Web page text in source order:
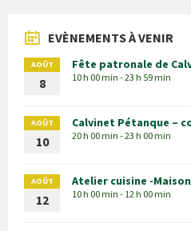
EVÈNEMENTS À VENIR
AOÛT
8
Fête patronale de
10 h 00 min - 23 h 59 min
AOÛT
10
Calvinet Pétanque –
20 h 00 min - 23 h 00 min
AOÛT
12
Atelier cuisine -
10 h 00 min - 12 h 00 min